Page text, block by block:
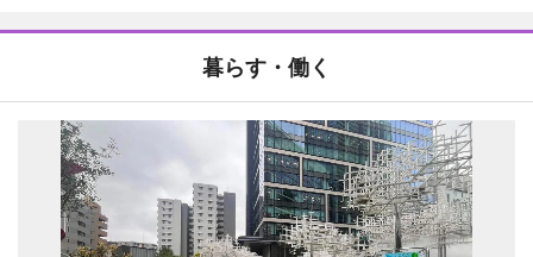
暮らす・働く